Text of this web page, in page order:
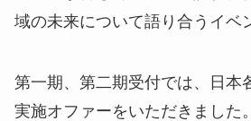
域の未来について語り合うイベ
第一期、第二期受付では、日本
実施オファーをいただきました